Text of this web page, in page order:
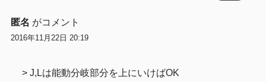
匿名 がコメント
2016年11月22日 20:19
> J,Lは能動分岐部分を上にいけばOK